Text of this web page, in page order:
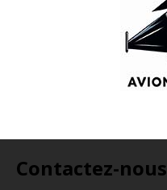
Contactez-nous